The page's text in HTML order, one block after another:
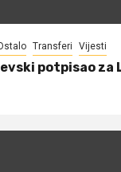
Transferi Vijesti
potpisao za